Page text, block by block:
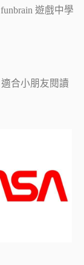
funbrain 遊戲中學
適合小朋友閱讀